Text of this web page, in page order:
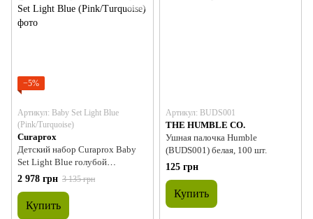
−5%
Артикул: Baby Set Light Blue
(Pink/Turquoise)
Curaprox
Детский набор Curaprox Baby
Set Light Blue голубой
(розовый/бирюзовый)
2 978 грн 3 135 грн
Купить
Артикул: BUDS001
THE HUMBLE CO.
Ушная палочка Humble
(BUDS001) белая, 100 шт.
125 грн
Купить